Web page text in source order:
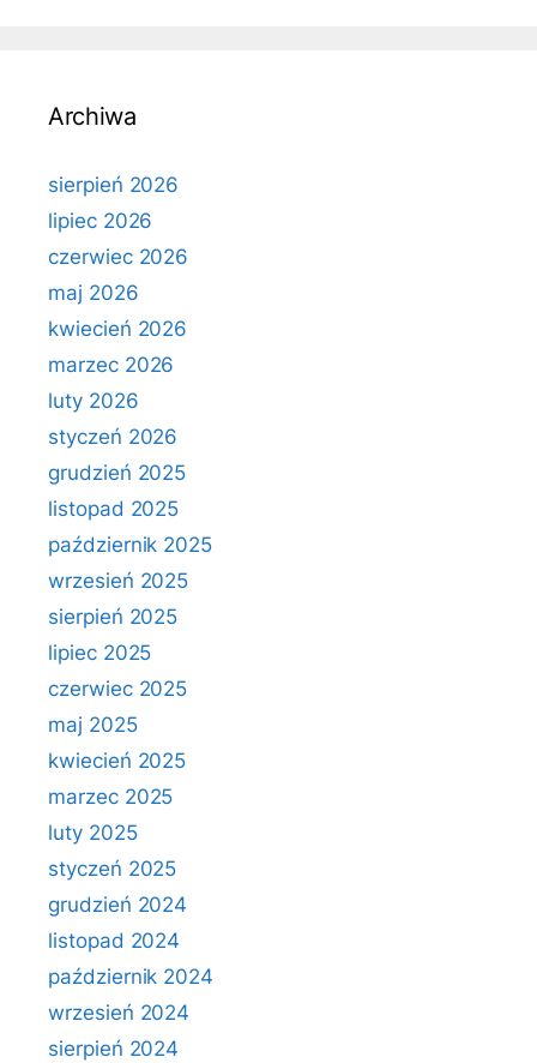
Archiwa
sierpień 2026
lipiec 2026
czerwiec 2026
maj 2026
kwiecień 2026
marzec 2026
luty 2026
styczeń 2026
grudzień 2025
listopad 2025
październik 2025
wrzesień 2025
sierpień 2025
lipiec 2025
czerwiec 2025
maj 2025
kwiecień 2025
marzec 2025
luty 2025
styczeń 2025
grudzień 2024
listopad 2024
październik 2024
wrzesień 2024
sierpień 2024